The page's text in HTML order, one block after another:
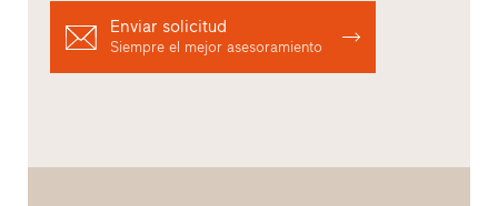
Enviar solicitud
Siempre el mejor asesoramiento